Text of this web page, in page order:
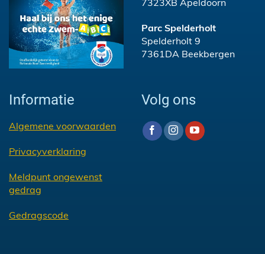
7323XB Apeldoorn
Parc Spelderholt
Spelderholt 9
7361DA Beekbergen
Informatie
Algemene voorwaarden
Privacyverklaring
Meldpunt ongewenst
gedrag
Gedragscode
Volg ons